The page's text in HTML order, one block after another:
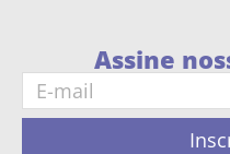
Assine